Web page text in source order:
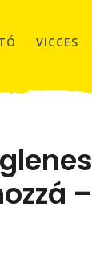
VICCES
–